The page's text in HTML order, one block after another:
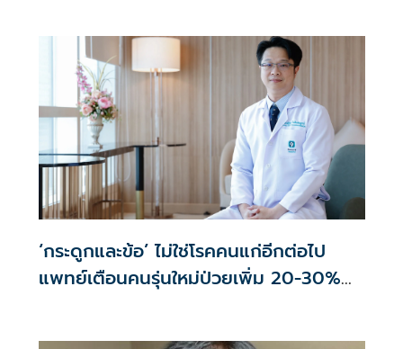
‘กระดูกและข้อ’ ไม่ใช่โรคคนแก่อีกต่อไป
แพทย์เตือนคนรุ่นใหม่ป่วยเพิ่ม 20-30%